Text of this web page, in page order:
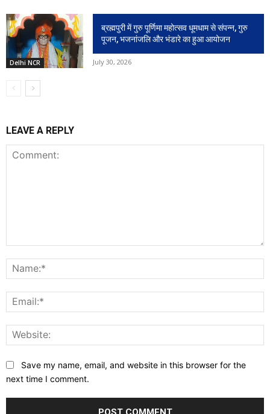
Delhi NCR
ब्रह्मपुरी में गुरु पूर्णिमा महोत्सव धूमधाम से संपन्न, गुरु
पूजन, भजनांजलि और भंडारे का हुआ आयोजन
July 30, 2026
LEAVE A REPLY
Save my name, email, and website in this browser for the
next time I comment.